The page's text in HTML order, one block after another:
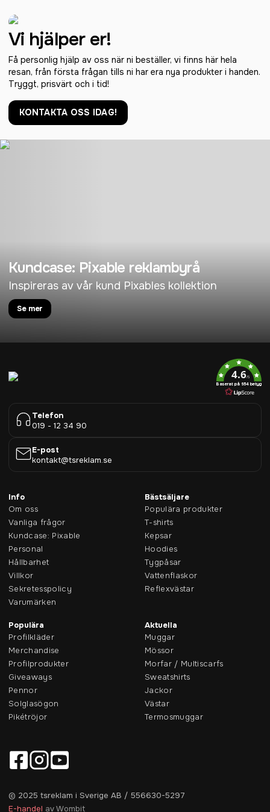
Vi hjälper er!
Få personlig hjälp av oss när ni beställer, vi finns här hela
resan, från första frågan tills ni har era nya produkter i handen.
Tryggt, prisvärt och i tid!
KONTAKTA OSS IDAG!
Kundcase: Pixable reklambyrå
Inspireras av vår kund Pixables kollektion
Se mer
4.6/5
Baserat på 954 betyg
Telefon
019 - 12 34 90
E-post
kontakt@tsreklam.se
Info
Om oss
Vanliga frågor
Kundcase: Pixable
Personal
Hållbarhet
Villkor
Sekretesspolicy
Varumärken
Bästsäljare
Populära produkter
T-shirts
Kepsar
Hoodies
Tygpåsar
Vattenflaskor
Reflexvästar
Populära
Profilkläder
Merchandise
Profilprodukter
Giveaways
Pennor
Solglasögon
Pikétröjor
Aktuella
Muggar
Mössor
Morfar / Multiscarfs
Sweatshirts
Jackor
Västar
Termosmuggar
© 2025 tsreklam i Sverige AB / 556630-5297
E-handel av Wombit